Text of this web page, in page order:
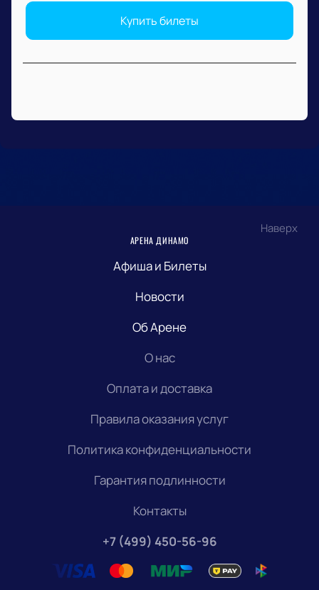
Купить билеты
Наверх
АРЕНА ДИНАМО
Афиша и Билеты
Новости
Об Арене
О нас
Оплата и доставка
Правила оказания услуг
Политика конфиденциальности
Гарантия подлинности
Контакты
+7 (499) 450-56-96